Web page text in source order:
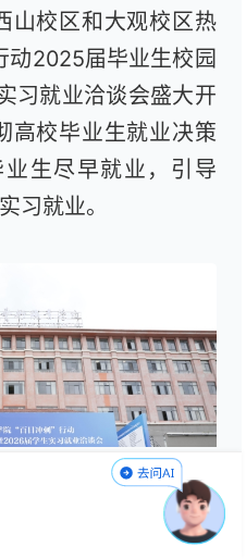
山校区和大观校区热
动2025届毕业生校园
习就业洽谈会盛大开
高校毕业生就业决策
业生尽早就业，引导
习就业。